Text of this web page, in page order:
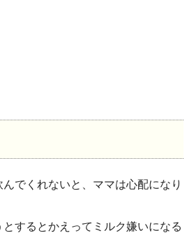
でくれないと、ママは心配になり
するとかえってミルク嫌いになる